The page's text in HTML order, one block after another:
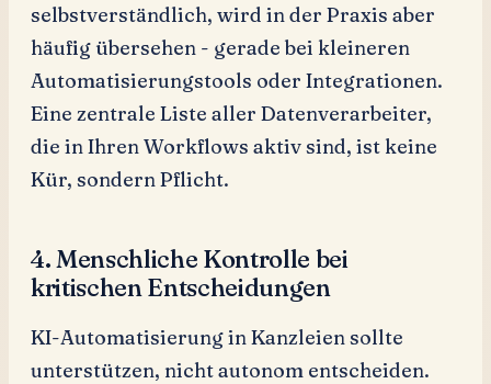
selbstverständlich, wird in der Praxis aber
häufig übersehen - gerade bei kleineren
Automatisierungstools oder Integrationen.
Eine zentrale Liste aller Datenverarbeiter,
die in Ihren Workflows aktiv sind, ist keine
Kür, sondern Pflicht.
4. Menschliche Kontrolle bei
kritischen Entscheidungen
KI-Automatisierung in Kanzleien sollte
unterstützen, nicht autonom entscheiden.